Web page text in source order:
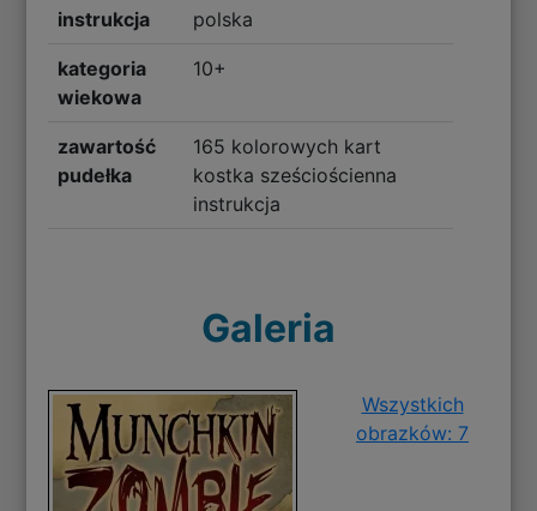
instrukcja polska
kategoria
wiekowa
10+
zawartość
pudełka
165 kolorowych kart
kostka sześciościenna
instrukcja
Galeria
Wszystkich
obrazków: 7